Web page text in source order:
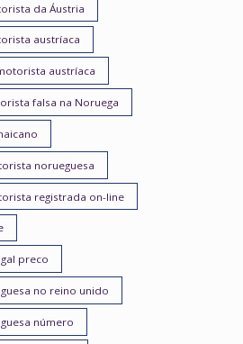
da Áustria
austríaca
austríaca
falsa na Noruega
norueguesa
registrada on-line
preco
no reino unido
número